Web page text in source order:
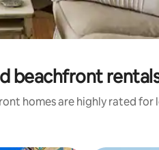
beachfront
homes are highly rated for